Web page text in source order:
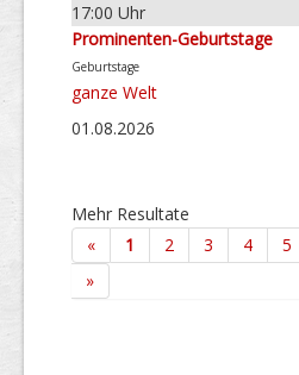
17:00 Uhr
Prominenten-Geburtstage
Geburtstage
ganze Welt
01.08.2026
Mehr Resultate
«
1 2 3 4 5
»